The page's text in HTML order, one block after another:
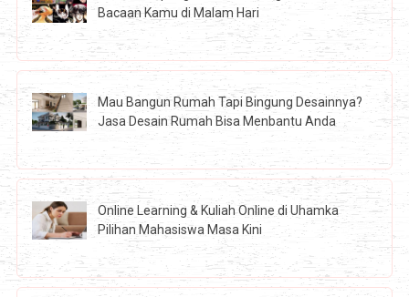
Bacaan Kamu di Malam Hari
Mau Bangun Rumah Tapi Bingung Desainnya?
Jasa Desain Rumah Bisa Menbantu Anda
Online Learning & Kuliah Online di Uhamka
Pilihan Mahasiswa Masa Kini